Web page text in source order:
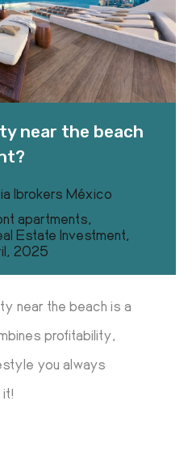
near the beach
Ibrokers México
apartments,
Estate Investment,
2025
near the beach is a
profitability,
you always